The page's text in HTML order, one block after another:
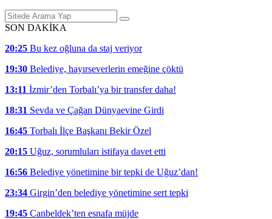
SON DAKİKA
20:25 Bu kez oğluna da staj veriyor
19:30 Belediye, hayırseverlerin emeğine çöktü
13:11 İzmir’den Torbalı’ya bir transfer daha!
18:31 Sevda ve Çağan Dünyaevine Girdi
16:45 Torbalı İlçe Başkanı Bekir Özel
20:15 Uğuz, sorumluları istifaya davet etti
16:56 Belediye yönetimine bir tepki de Uğuz’dan!
23:34 Girgin’den belediye yönetimine sert tepki
19:45 Canbeldek’ten esnafa müjde